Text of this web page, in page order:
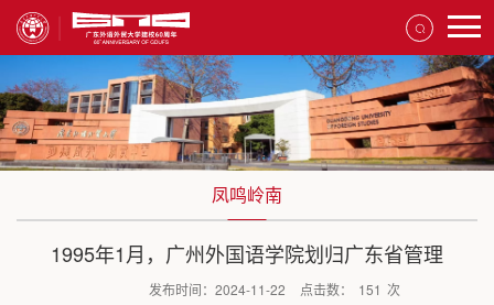
凤鸣岭南
1995年1月，广州外国语学院划归广东省管理
发布时间：2024-11-22 点击数： 151 次